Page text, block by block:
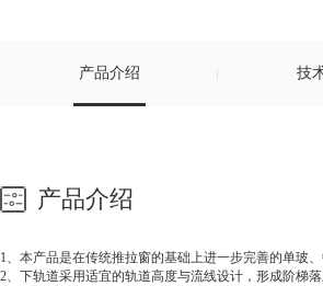
产品介绍 技
产品介绍
1、本产品是在传统推拉窗的基础上进一步完善的单玻
2、下轨道采用适宜的轨道高度与流线设计，形成阶梯